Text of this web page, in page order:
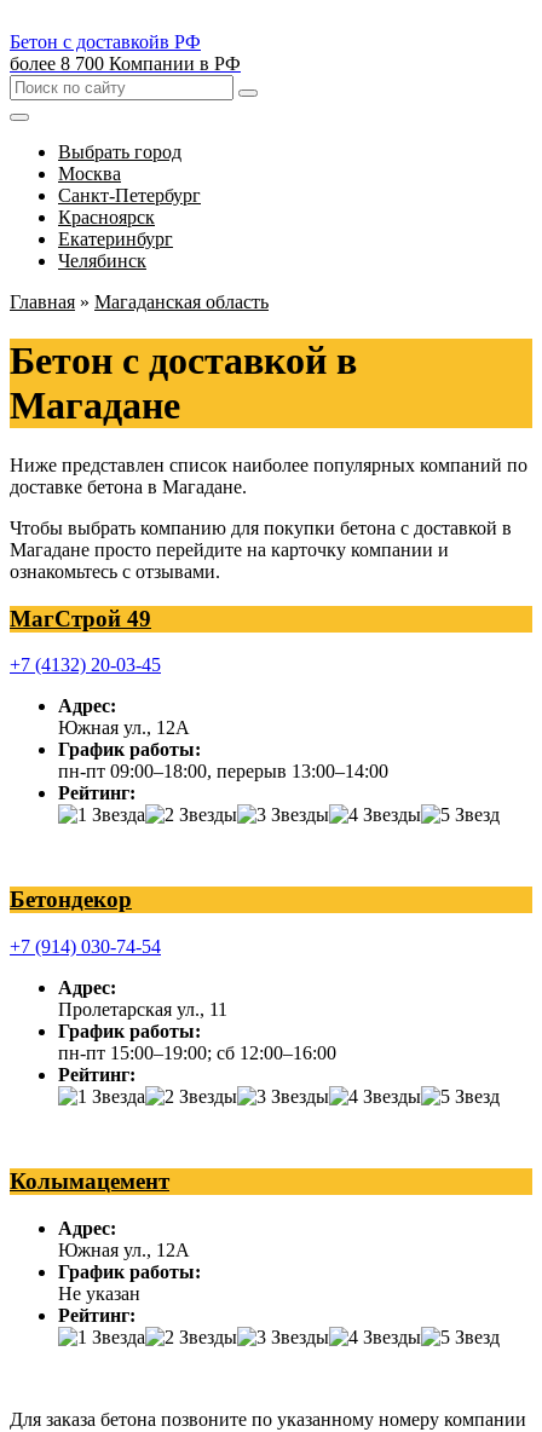
Бетон с доставкойв РФ
более 8 700 Компании в РФ
Выбрать город
Москва
Санкт-Петербург
Красноярск
Екатеринбург
Челябинск
Главная » Магаданская область
Бетон с доставкой в
Магадане
Ниже представлен список наиболее популярных компаний по
доставке бетона в Магадане.
Чтобы выбрать компанию для покупки бетона с доставкой в
Магадане просто перейдите на карточку компании и
ознакомьтесь с отзывами.
МагСтрой 49
+7 (4132) 20-03-45
Адрес:
Южная ул., 12А
График работы:
пн-пт 09:00–18:00, перерыв 13:00–14:00
Рейтинг:
Бетондекор
+7 (914) 030-74-54
Адрес:
Пролетарская ул., 11
График работы:
пн-пт 15:00–19:00; сб 12:00–16:00
Рейтинг:
Колымацемент
Адрес:
Южная ул., 12А
График работы:
Не указан
Рейтинг:
Для заказа бетона позвоните по указанному номеру компании